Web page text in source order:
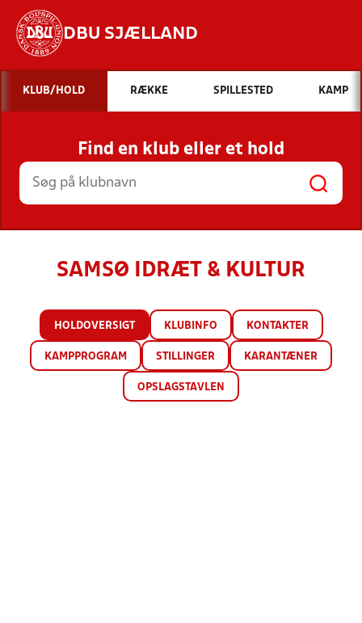
DBU SJÆLLAND
Hvad vil du søge efter?
INDHOLD OG NYHEDER
STILLINGER, RESULTATER, KLUBBER OG
HOLD
KLUB/HOLD RÆKKE SPILLESTED KAMP
Find en klub eller et hold
SAMSØ IDRÆT & KULTUR
HOLDOVERSIGT KLUBINFO KONTAKTER
KAMPPROGRAM STILLINGER KARANTÆNER
OPSLAGSTAVLEN